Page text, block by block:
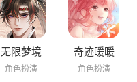
无限梦境
角色扮演
奇迹暖暖
角色扮演